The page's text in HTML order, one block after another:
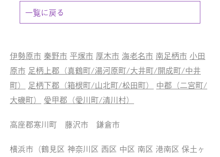
一覧に戻る
伊勢原市 秦野市 平塚市 厚木市 海老名市 南足柄市 小田
原市 足柄上郡（真鶴町/湯河原町/大井町/開成町/中井
町）
足柄下郡（箱根町/山北町/松田町）
中郡（二宮町/
大磯町）
愛甲郡（愛川町/清川村）
高座郡寒川町 藤沢市 鎌倉市
横浜市（鶴見区 神奈川区 西区 中区 南区 港南区 保土ヶ